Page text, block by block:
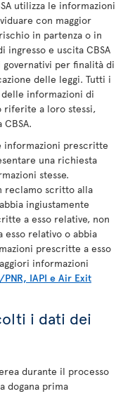
utilizza le informazioni
con maggior
in partenza o in
e uscita CBSA
per finalità di
delle leggi. Tutti i
informazioni di
riferite a loro stessi,
informazioni prescritte
una richiesta
stesse.
reclamo scritto alla
ingiustamente
a esso relative, non
relativo o abbia
prescritte a esso
informazioni
PNR, IAPI e Air Exit
i dati dei
durante il processo
dogana prima